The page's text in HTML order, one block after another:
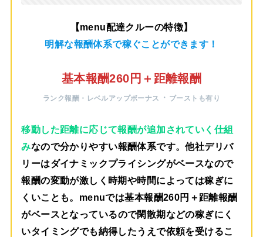
【menu配達クルーの特徴】
明解な報酬体系で稼ぐことができます！
基本報酬260円＋距離報酬
ランク報酬・レベルアップボーナス ・ ブーストも有り
移動した距離に応じて報酬が追加されていく仕組
みなので分かりやすい報酬体系です。他社デリバ
リーはダイナミックプライシングがベースなので
報酬の変動が激しく時期や時間によっては稼ぎに
くいことも。menuでは基本報酬260円＋距離報酬
がベースとなっているので閑散期などの稼ぎにく
いタイミングでも納得したうえで依頼を受けるこ